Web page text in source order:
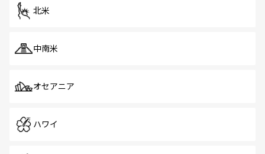
北米
中南米
オセアニア
ハワイ